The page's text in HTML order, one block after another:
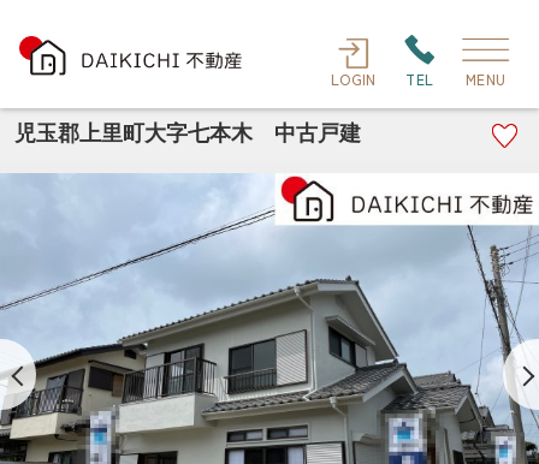
LOGIN TEL MENU
児玉郡上里町大字七本木 中古戸建